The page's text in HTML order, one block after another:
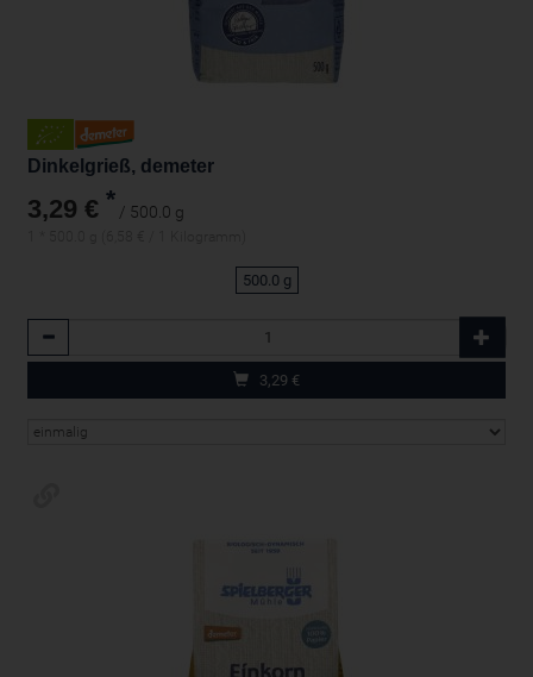
Dinkelgrieß, demeter
3,29 € * / 500.0 g
500.0 g
3,29 €